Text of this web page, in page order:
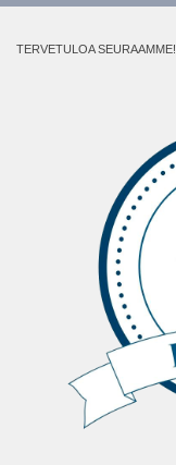
TERVETULOA SEURAAMME!